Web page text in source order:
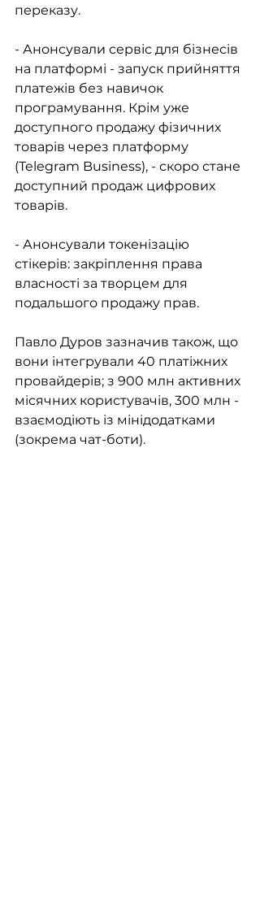
переказу.
- Анонсували сервіс для бізнесів
на платформі - запуск прийняття
платежів без навичок
програмування. Крім уже
доступного продажу фізичних
товарів через платформу
(Telegram Business), - скоро стане
доступний продаж цифрових
товарів.
- Анонсували токенізацію
стікерів: закріплення права
власності за творцем для
подальшого продажу прав.
Павло Дуров зазначив також, що
вони інтегрували 40 платіжних
провайдерів; з 900 млн активних
місячних користувачів, 300 млн -
взаємодіють із мінідодатками
(зокрема чат-боти).